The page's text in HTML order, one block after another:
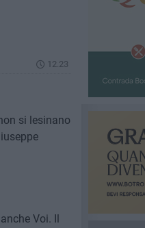
12.23
si lesinano
Voi. Il